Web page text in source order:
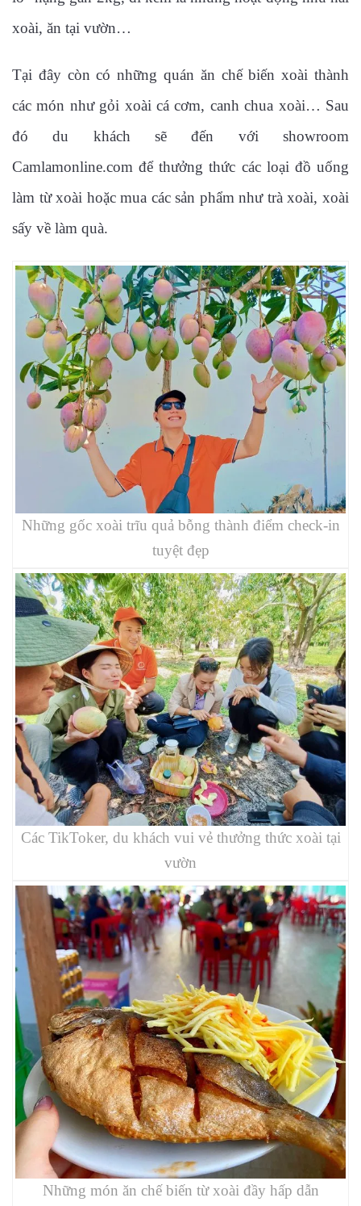
xoài, ăn tại vườn…
Tại đây còn có những quán ăn chế biến xoài thành
các món như gỏi xoài cá cơm, canh chua xoài… Sau
đó du khách sẽ đến với showroom
Camlamonline.com để thưởng thức các loại đồ uống
làm từ xoài hoặc mua các sản phẩm như trà xoài, xoài
sấy về làm quà.
Những gốc xoài trĩu quả bỗng thành điểm check-in
tuyệt đẹp
Các TikToker, du khách vui vẻ thưởng thức xoài tại
vườn
Những món ăn chế biến từ xoài đầy hấp dẫn